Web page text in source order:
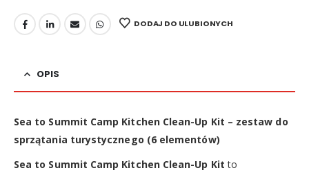
DODAJ DO ULUBIONYCH
OPIS
Sea to Summit Camp Kitchen Clean-Up Kit – zestaw do
sprzątania turystycznego (6 elementów)
Sea to Summit Camp Kitchen Clean-Up Kit to